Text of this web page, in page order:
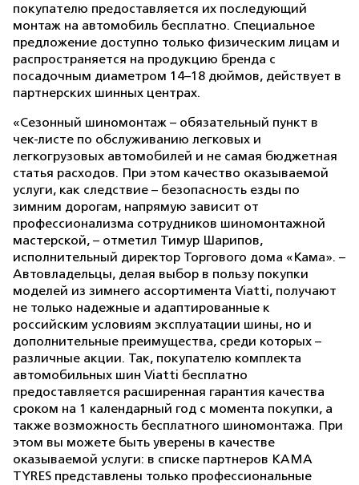
покупателю предоставляется их последующий
монтаж на автомобиль бесплатно. Специальное
предложение доступно только физическим лицам и
распространяется на продукцию бренда с
посадочным диаметром 14–18 дюймов, действует в
партнерских шинных центрах.
«Сезонный шиномонтаж – обязательный пункт в
чек-листе по обслуживанию легковых и
легкогрузовых автомобилей и не самая бюджетная
статья расходов. При этом качество оказываемой
услуги, как следствие – безопасность езды по
зимним дорогам, напрямую зависит от
профессионализма сотрудников шиномонтажной
мастерской, – отметил Тимур Шарипов,
исполнительный директор Торгового дома «Кама». –
Автовладельцы, делая выбор в пользу покупки
моделей из зимнего ассортимента Viatti, получают
не только надежные и адаптированные к
российским условиям эксплуатации шины, но и
дополнительные преимущества, среди которых –
различные акции. Так, покупателю комплекта
автомобильных шин Viatti бесплатно
предоставляется расширенная гарантия качества
сроком на 1 календарный год с момента покупки, а
также возможность бесплатного шиномонтажа. При
этом вы можете быть уверены в качестве
оказываемой услуги: в списке партнеров KAMA
TYRES представлены только профессиональные